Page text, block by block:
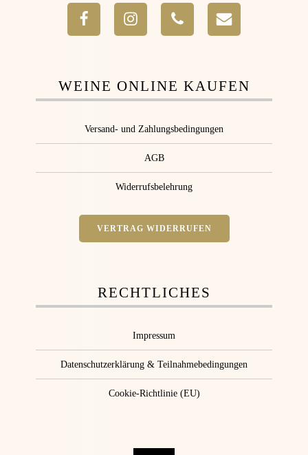
WEINE ONLINE KAUFEN
Versand- und Zahlungsbedingungen
AGB
Widerrufsbelehrung
VERTRAG WIDERRUFEN
RECHTLICHES
Impressum
Datenschutzerklärung & Teilnahmebedingungen
Cookie-Richtlinie (EU)